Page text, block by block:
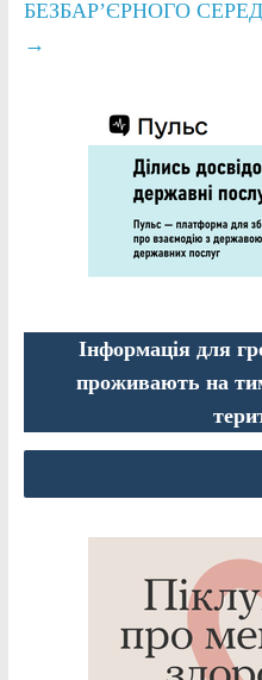
БЕЗБАР’ЄРНОГО
→
Інформація для
проживають на